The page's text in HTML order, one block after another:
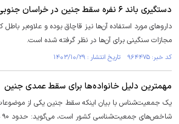
دستگیری باند ۶ نفره سقط جنین در خراسان جنوبی
داروهای مورد استفاده آن‌ها نیز قاچاق بوده و علاوه‌بر باطل
مجازات سنگینی برای آن‌ها در نظر گرفته شده است.
کد خبر: ۹۶۴۴۷۵ تاریخ انتشار : ۱۴۰۳/۱۰/۲۹
مهمترین دلیل خانواده‌ها برای سقط عمدی جنین
یک جمعیت‌شناس با بیان اینکه سقط جنین یکی از موضوعات